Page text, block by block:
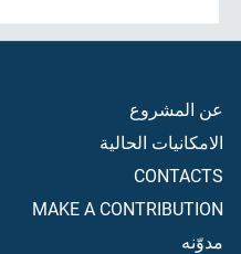
عن المشروع
الامكانيات الحالية
CONTACTS
MAKE A CONTRIBUTION
مدوّنه